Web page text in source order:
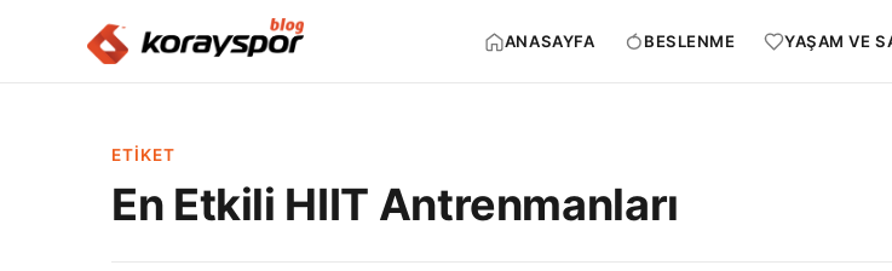
ANASAYFA BESLENME YAŞAM VE
ETIKET
En Etkili HIIT Antrenmanları